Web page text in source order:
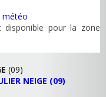
météo
disponible pour la zone
(09)
NEIGE (09)